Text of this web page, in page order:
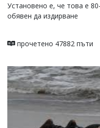
Установено е, че това е
обявен да издирване
прочетено 47882 пъти